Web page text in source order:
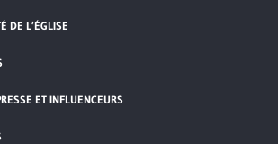
DE L’ÉGLISE
ET INFLUENCEURS